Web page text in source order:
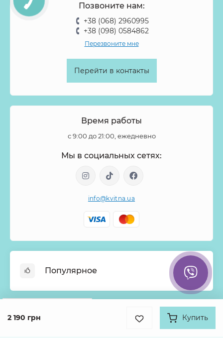
2 190 грн Купить
Позвоните нам:
+38 (068) 2960995
+38 (098) 0584862
Перезвоните мне
Перейти в контакты
Время работы
с 9:00 до 21:00, ежедневно
Мы в социальных сетях:
info@kvitna.ua
Популярное
Онлайн-Витрина